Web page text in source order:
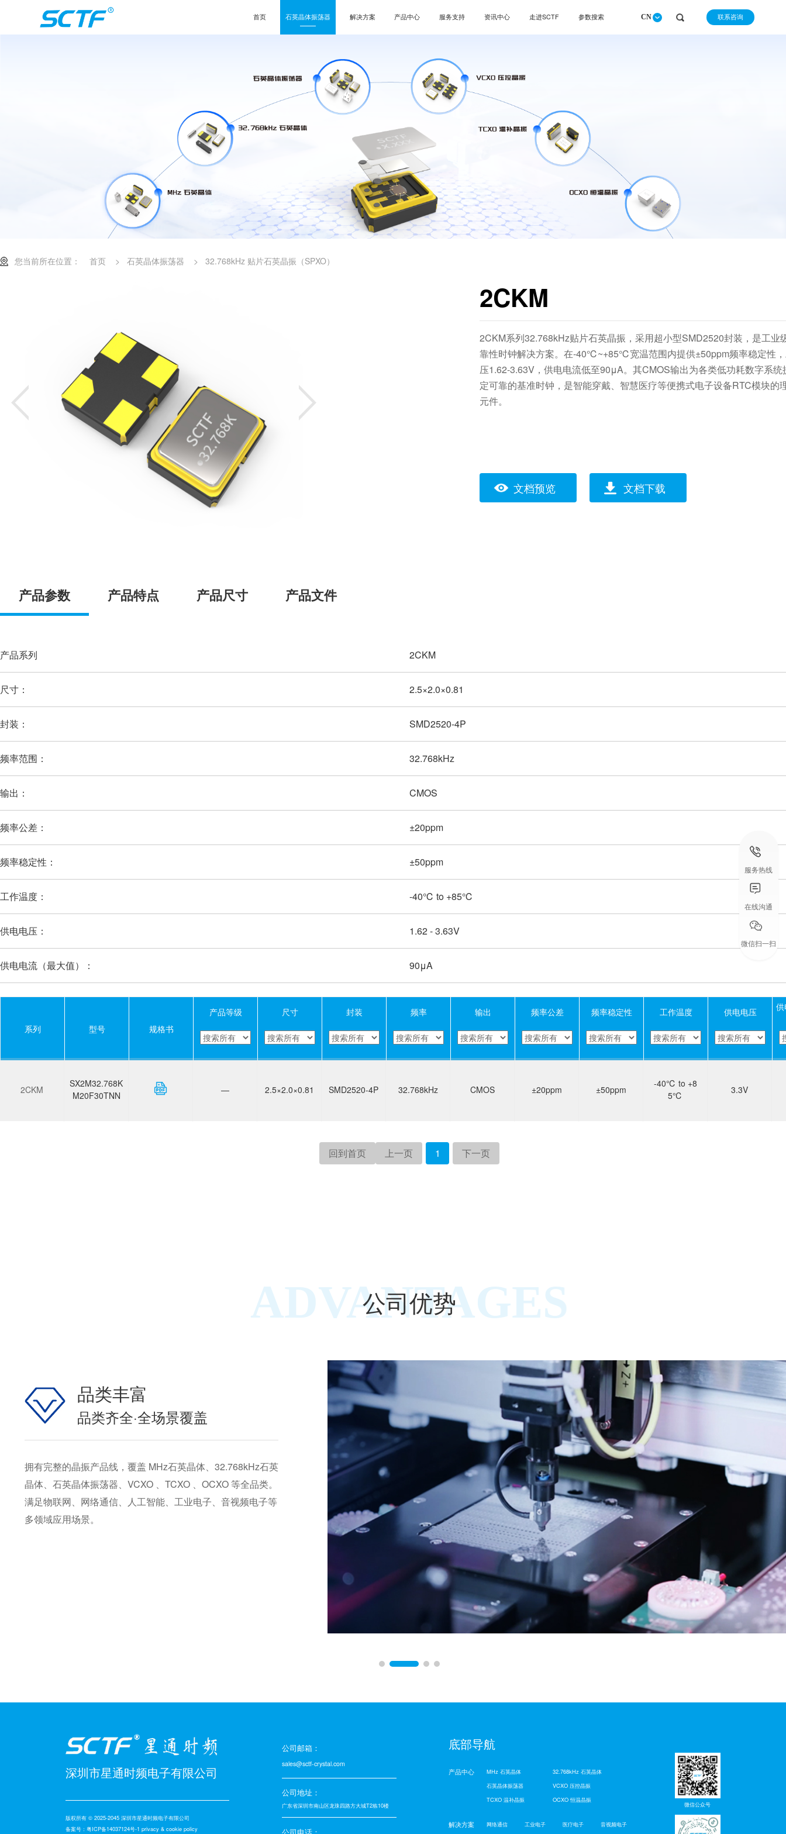
CN 联系咨询
首页 石英晶体振荡器 解决方案 产品中心 服务支持 资讯中心 走进SCTF 参数搜索
您当前所在位置： 首页 > 石英晶体振荡器 > 32.768kHz 贴片石英晶振（SPXO）
2CKM
2CKM系列32.768kHz贴片石英晶振，采用超小型SMD2520封装，是工业
靠性时钟解决方案。在-40℃~+85℃宽温范围内提供±50ppm频率稳定性
压1.62-3.63V，供电电流低至90μA。其CMOS输出为各类低功耗数字系统
定可靠的基准时钟，是智能穿戴、智慧医疗等便携式电子设备RTC模块的
元件。
文档预览 文档下载
产品参数 产品特点 产品尺寸 产品文件
产品系列 2CKM
尺寸： 2.5×2.0×0.81
封装： SMD2520-4P
频率范围： 32.768kHz
输出： CMOS
频率公差： ±20ppm
频率稳定性： ±50ppm
工作温度： -40℃ to +85℃
供电电压： 1.62 - 3.63V
供电电流（最大值）： 90μA
系列 型号 规格书
产品等级 尺寸 封装 频率 输出 频率公差 频率稳定性 工作温度 供电电压
2CKM
SX2M32.768K
M20F30TNN
— 2.5×2.0×0.81 SMD2520-4P 32.768kHz CMOS ±20ppm ±50ppm
-40℃ to +8
5℃
3.3V
回到首页 上一页 1 下一页
ADVANTAGES
公司优势
品类丰富
品类齐全·全场景覆盖
拥有完整的晶振产品线，覆盖 MHz石英晶体、32.768kHz石英
晶体、石英晶体振荡器、VCXO 、TCXO 、OCXO 等全品类。
满足物联网、网络通信、人工智能、工业电子、音视频电子等
多领域应用场景。
深圳市星通时频电子有限公司
版权所有 © 2025-2045 深圳市星通时频电子有限公司
备案号：粤ICP备14037124号-1 privacy & cookie policy
公司邮箱：
sales@sctf-crystal.com
公司地址：
广东省深圳市南山区龙珠四路方大城T2栋10楼
公司电话：
底部导航
产品中心 MHz 石英晶体
32.768kHz 石英晶体
石英晶体振荡器
VCXO 压控晶振
TCXO 温补晶振
OCXO 恒温晶振
解决方案 网络通信 工业电子 医疗电子 音视频电子
微信公众号
服务热线
在线沟通
微信扫一扫